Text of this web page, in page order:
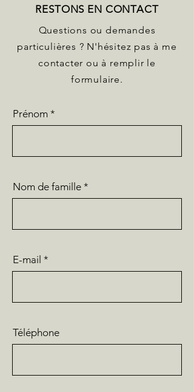
RESTONS EN CONTACT
Questions ou demandes
particulières ? N'hésitez pas à me
contacter ou à remplir le
formulaire.
Prénom
Nom de famille
E-mail
Téléphone